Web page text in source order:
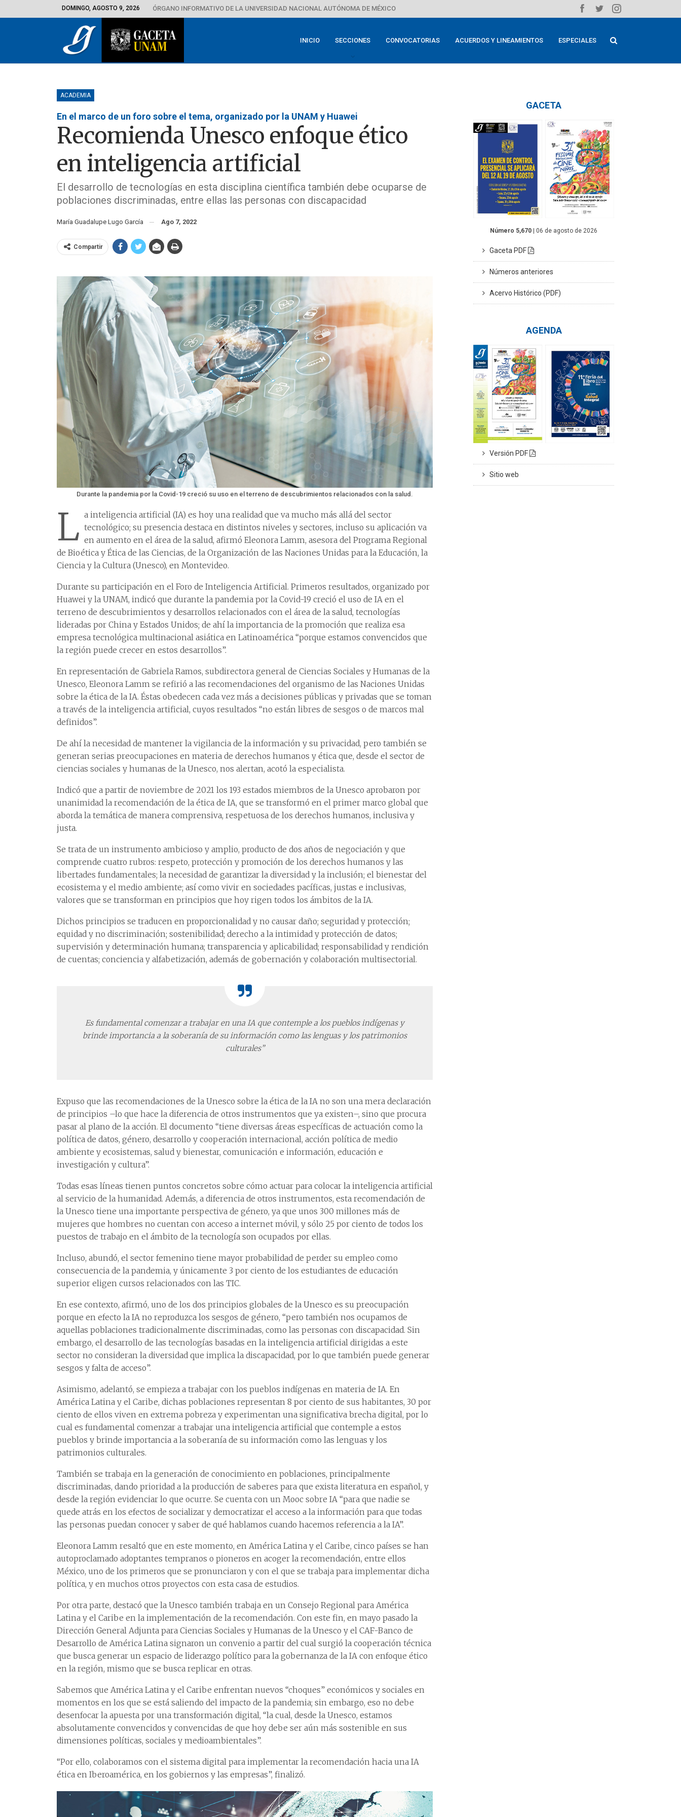
DOMINGO, AGOSTO 9, 2026 ÓRGANO INFORMATIVO DE LA UNIVERSIDAD NACIONAL AUTÓNOMA DE MÉXICO
INICIO SECCIONES CONVOCATORIAS ACUERDOS Y LINEAMIENTOS ESPECIALES
ACADEMIA
En el marco de un foro sobre el tema, organizado por la UNAM y Huawei
Recomienda Unesco enfoque ético
en inteligencia artificial
El desarrollo de tecnologías en esta disciplina científica también debe ocuparse de
poblaciones discriminadas, entre ellas las personas con discapacidad
María Guadalupe Lugo García Ago 7, 2022
Compartir
Durante la pandemia por la Covid-19 creció su uso en el terreno de descubrimientos relacionados con la salud.
L a inteligencia artificial (IA) es hoy una realidad que va mucho más allá del sector
tecnológico; su presencia destaca en distintos niveles y sectores, incluso su aplicación va
en aumento en el área de la salud, afirmó Eleonora Lamm, asesora del Programa Regional
de Bioética y Ética de las Ciencias, de la Organización de las Naciones Unidas para la Educación, la
Ciencia y la Cultura (Unesco), en Montevideo.
Durante su participación en el Foro de Inteligencia Artificial. Primeros resultados, organizado por
Huawei y la UNAM, indicó que durante la pandemia por la Covid-19 creció el uso de IA en el
terreno de descubrimientos y desarrollos relacionados con el área de la salud, tecnologías
lideradas por China y Estados Unidos; de ahí la importancia de la promoción que realiza esa
empresa tecnológica multinacional asiática en Latinoamérica “porque estamos convencidos que
la región puede crecer en estos desarrollos”.
En representación de Gabriela Ramos, subdirectora general de Ciencias Sociales y Humanas de la
Unesco, Eleonora Lamm se refirió a las recomendaciones del organismo de las Naciones Unidas
sobre la ética de la IA. Éstas obedecen cada vez más a decisiones públicas y privadas que se toman
a través de la inteligencia artificial, cuyos resultados “no están libres de sesgos o de marcos mal
definidos”.
De ahí la necesidad de mantener la vigilancia de la información y su privacidad, pero también se
generan serias preocupaciones en materia de derechos humanos y ética que, desde el sector de
ciencias sociales y humanas de la Unesco, nos alertan, acotó la especialista.
Indicó que a partir de noviembre de 2021 los 193 estados miembros de la Unesco aprobaron por
unanimidad la recomendación de la ética de IA, que se transformó en el primer marco global que
aborda la temática de manera comprensiva, respetuosa de los derechos humanos, inclusiva y
justa.
Se trata de un instrumento ambicioso y amplio, producto de dos años de negociación y que
comprende cuatro rubros: respeto, protección y promoción de los derechos humanos y las
libertades fundamentales; la necesidad de garantizar la diversidad y la inclusión; el bienestar del
ecosistema y el medio ambiente; así como vivir en sociedades pacíficas, justas e inclusivas,
valores que se transforman en principios que hoy rigen todos los ámbitos de la IA.
Dichos principios se traducen en proporcionalidad y no causar daño; seguridad y protección;
equidad y no discriminación; sostenibilidad; derecho a la intimidad y protección de datos;
supervisión y determinación humana; transparencia y aplicabilidad; responsabilidad y rendición
de cuentas; conciencia y alfabetización, además de gobernación y colaboración multisectorial.
Es fundamental comenzar a trabajar en una IA que contemple a los pueblos indígenas y
brinde importancia a la soberanía de su información como las lenguas y los patrimonios
culturales”
Expuso que las recomendaciones de la Unesco sobre la ética de la IA no son una mera declaración
de principios –lo que hace la diferencia de otros instrumentos que ya existen–, sino que procura
pasar al plano de la acción. El documento “tiene diversas áreas específicas de actuación como la
política de datos, género, desarrollo y cooperación internacional, acción política de medio
ambiente y ecosistemas, salud y bienestar, comunicación e información, educación e
investigación y cultura”.
Todas esas líneas tienen puntos concretos sobre cómo actuar para colocar la inteligencia artificial
al servicio de la humanidad. Además, a diferencia de otros instrumentos, esta recomendación de
la Unesco tiene una importante perspectiva de género, ya que unos 300 millones más de
mujeres que hombres no cuentan con acceso a internet móvil, y sólo 25 por ciento de todos los
puestos de trabajo en el ámbito de la tecnología son ocupados por ellas.
Incluso, abundó, el sector femenino tiene mayor probabilidad de perder su empleo como
consecuencia de la pandemia, y únicamente 3 por ciento de los estudiantes de educación
superior eligen cursos relacionados con las TIC.
En ese contexto, afirmó, uno de los dos principios globales de la Unesco es su preocupación
porque en efecto la IA no reproduzca los sesgos de género, “pero también nos ocupamos de
aquellas poblaciones tradicionalmente discriminadas, como las personas con discapacidad. Sin
embargo, el desarrollo de las tecnologías basadas en la inteligencia artificial dirigidas a este
sector no consideran la diversidad que implica la discapacidad, por lo que también puede generar
sesgos y falta de acceso”.
Asimismo, adelantó, se empieza a trabajar con los pueblos indígenas en materia de IA. En
América Latina y el Caribe, dichas poblaciones representan 8 por ciento de sus habitantes, 30 por
ciento de ellos viven en extrema pobreza y experimentan una significativa brecha digital, por lo
cual es fundamental comenzar a trabajar una inteligencia artificial que contemple a estos
pueblos y brinde importancia a la soberanía de su información como las lenguas y los
patrimonios culturales.
También se trabaja en la generación de conocimiento en poblaciones, principalmente
discriminadas, dando prioridad a la producción de saberes para que exista literatura en español, y
desde la región evidenciar lo que ocurre. Se cuenta con un Mooc sobre IA “para que nadie se
quede atrás en los efectos de socializar y democratizar el acceso a la información para que todas
las personas puedan conocer y saber de qué hablamos cuando hacemos referencia a la IA”.
Eleonora Lamm resaltó que en este momento, en América Latina y el Caribe, cinco países se han
autoproclamado adoptantes tempranos o pioneros en acoger la recomendación, entre ellos
México, uno de los primeros que se pronunciaron y con el que se trabaja para implementar dicha
política, y en muchos otros proyectos con esta casa de estudios.
Por otra parte, destacó que la Unesco también trabaja en un Consejo Regional para América
Latina y el Caribe en la implementación de la recomendación. Con este fin, en mayo pasado la
Dirección General Adjunta para Ciencias Sociales y Humanas de la Unesco y el CAF-Banco de
Desarrollo de América Latina signaron un convenio a partir del cual surgió la cooperación técnica
que busca generar un espacio de liderazgo político para la gobernanza de la IA con enfoque ético
en la región, mismo que se busca replicar en otras.
Sabemos que América Latina y el Caribe enfrentan nuevos “choques” económicos y sociales en
momentos en los que se está saliendo del impacto de la pandemia; sin embargo, eso no debe
desenfocar la apuesta por una transformación digital, “la cual, desde la Unesco, estamos
absolutamente convencidos y convencidas de que hoy debe ser aún más sostenible en sus
dimensiones políticas, sociales y medioambientales”.
“Por ello, colaboramos con el sistema digital para implementar la recomendación hacia una IA
ética en Iberoamérica, en los gobiernos y las empresas”, finalizó.
GACETA
Número 5,670 | 06 de agosto de 2026
Gaceta PDF
Números anteriores
Acervo Histórico (PDF)
AGENDA
Versión PDF
Sitio web